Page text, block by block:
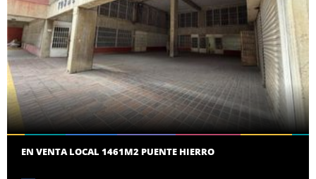
EN VENTA LOCAL 1461M2 PUENTE HIERRO